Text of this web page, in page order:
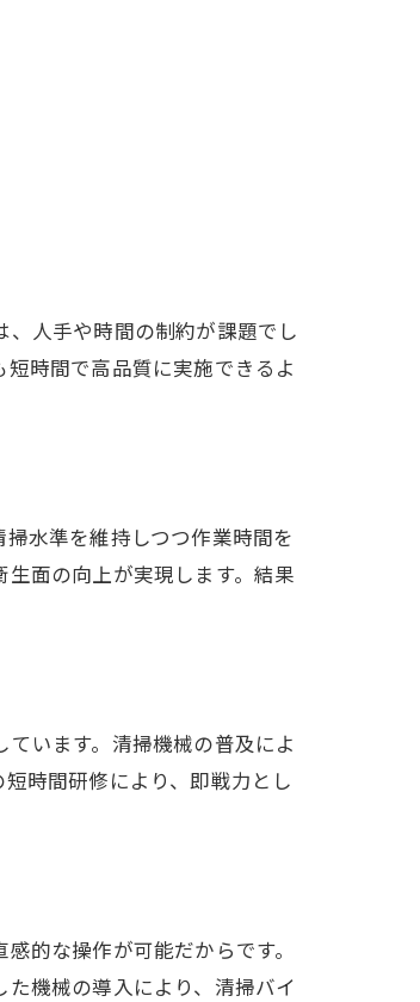
人手や時間の制約が課題でし
時間で高品質に実施できるよ
水準を維持しつつ作業時間を
面の向上が実現します。結果
います。清掃機械の普及によ
時間研修により、即戦力とし
的な操作が可能だからです。
機械の導入により、清掃バイ